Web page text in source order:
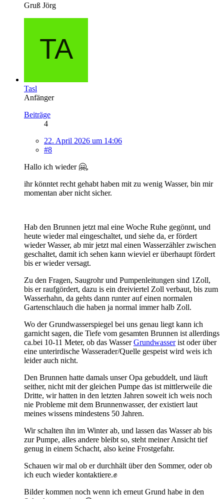
Gruß Jörg
Tasl
Anfänger
Beiträge
4
22. April 2026 um 14:06
#8
Hallo ich wieder 🤗,
ihr könntet recht gehabt haben mit zu wenig Wasser, bin mir
momentan aber nicht sicher.
Hab den Brunnen jetzt mal eine Woche Ruhe gegönnt, und
heute wieder mal eingeschaltet, und siehe da, er fördert
wieder Wasser, ab mir jetzt mal einen Wasserzähler zwischen
geschaltet, damit ich sehen kann wieviel er überhaupt fördert
bis er wieder versagt.
Zu den Fragen, Saugrohr und Pumpenleitungen sind 1Zoll,
bis er raufgördert, dazu is ein dreiviertel Zoll verbaut, bis zum
Wasserhahn, da gehts dann runter auf einen normalen
Gartenschlauch die haben ja normal immer halb Zoll.
Wo der Grundwasserspiegel bei uns genau liegt kann ich
garnicht sagen, die Tiefe vom gesamten Brunnen ist allerdings
ca.bei 10-11 Meter, ob das WasserGrundwasserist oder über
eine unterirdische Wasserader/Quelle gespeist wird weis ich
leider auch nicht.
Den Brunnen hatte damals unser Opa gebuddelt, und läuft
seither, nicht mit der gleichen Pumpe das ist mittlerweile die
Dritte, wir hatten in den letzten Jahren soweit ich weis noch
nie Probleme mit dem Brunnenwasser, der existiert laut
meines wissens mindestens 50 Jahren.
Wir schalten ihn im Winter ab, und lassen das Wasser ab bis
zur Pumpe, alles andere bleibt so, steht meiner Ansicht tief
genug in einem Schacht, also keine Frostgefahr.
Schauen wir mal ob er durchhält über den Sommer, oder ob
ich euch wieder kontaktiere.✊
Bilder kommen noch wenn ich erneut Grund habe in den